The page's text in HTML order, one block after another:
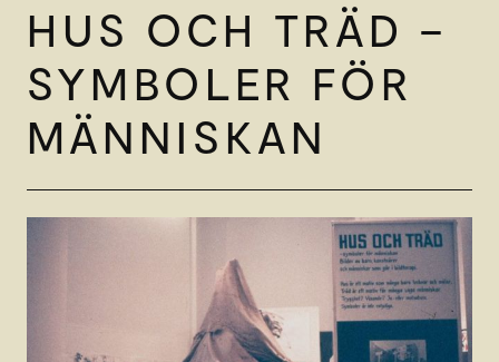
HUS OCH TRÄD –
SYMBOLER FÖR
MÄNNISKAN